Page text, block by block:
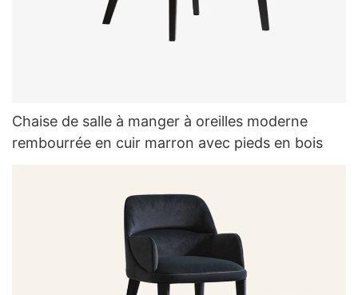
Chaise de salle à manger à oreilles moderne
rembourrée en cuir marron avec pieds en bois